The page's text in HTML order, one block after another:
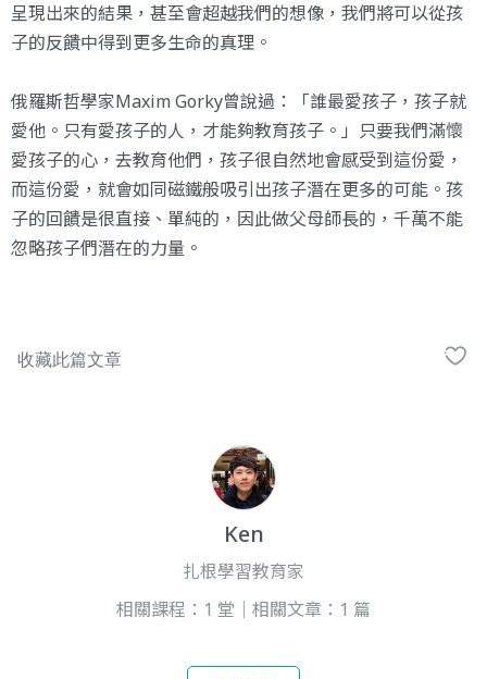
呈現出來的結果，甚至會超越我們的想像，我們將可以從孩
子的反饋中得到更多生命的真理。
俄羅斯哲學家Maxim Gorky曾說過：「誰最愛孩子，孩子就
愛他。只有愛孩子的人，才能夠教育孩子。」只要我們滿懷
愛孩子的心，去教育他們，孩子很自然地會感受到這份愛，
而這份愛，就會如同磁鐵般吸引出孩子潛在更多的可能。孩
子的回饋是很直接、單純的，因此做父母師長的，千萬不能
忽略孩子們潛在的力量。
Ken
扎根學習教育家
相關課程：1 堂｜相關文章：1 篇